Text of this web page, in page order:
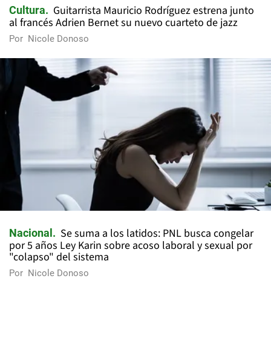
Cultura
Guitarrista Mauricio Rodríguez estrena junto
al francés Adrien Bernet su nuevo cuarteto de jazz
Por Nicole Donoso
Nacional
Se suma a los latidos: PNL busca congelar
por 5 años Ley Karin sobre acoso laboral y sexual por
"colapso" del sistema
Por Nicole Donoso